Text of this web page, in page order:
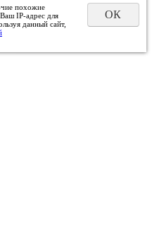
похожие
IP-адрес для
данный сайт,
ОК